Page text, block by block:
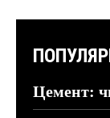
Цемент: